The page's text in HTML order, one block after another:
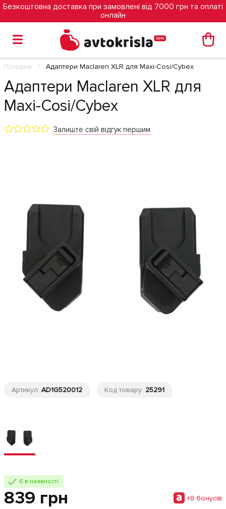
Безкоштовна доставка при замовлені від 7000 грн та оплаті
онлайн
Головна Адаптери Maclaren XLR для Maxi-Cosi/Cybex
Адаптери Maclaren XLR для
Maxi-Cosi/Cybex
Залиште свій відгук першим
Артикул: AD1G520012 Код товару: 25291
Є в наявності
839 грн +8 бонусiв